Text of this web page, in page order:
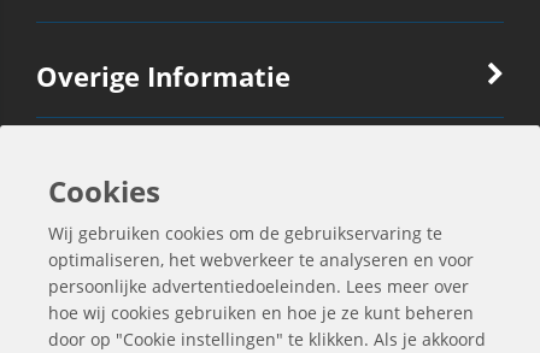
Overige Informatie
Ook Interessant
Contactgegevens
Cookies
Wij gebruiken cookies om de gebruikservaring te
optimaliseren, het webverkeer te analyseren en voor
persoonlijke advertentiedoeleinden. Lees meer over
hoe wij cookies gebruiken en hoe je ze kunt beheren
door op "Cookie instellingen" te klikken. Als je akkoord